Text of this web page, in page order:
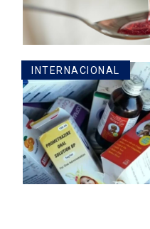
INTERNACIONAL